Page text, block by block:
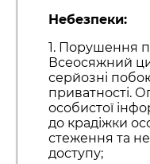
Небезпеки:
1. Порушення
Всеосяжний
серйозні
приватності.
особистої
до крадіжки
стеження та
доступу;